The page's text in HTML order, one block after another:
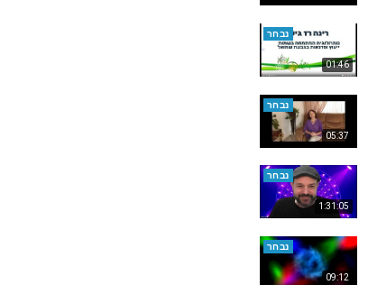
01:46
נבחר
05:37
נבחר
1:31:05
נבחר
09:12
נבחר